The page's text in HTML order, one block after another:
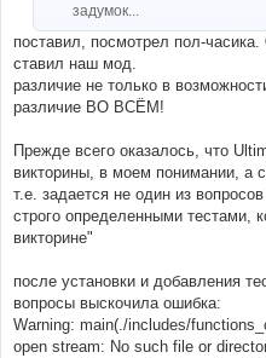
задумок...
поставил, посмотрел пол-часика.
ставил наш мод.
различие не только в
различие ВО ВСЁМ!
Прежде всего оказалось, что
викторины, в моем понимании,
т.е. задается не один из
строго определенными тестами,
викторине"
после установки и добавления
вопросы выскочила ошибка:
Warning: main(./includes/
open stream: No such file or